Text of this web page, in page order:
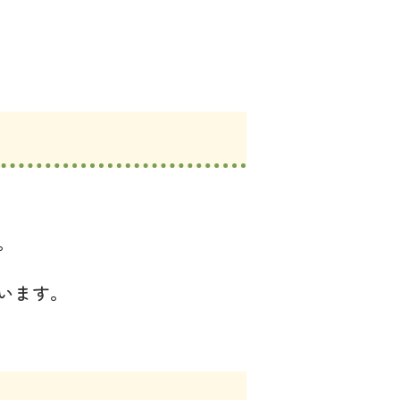
す。